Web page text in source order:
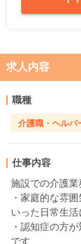
求人内容
職種
介護職・ヘルパ
仕事内容
施設での介護業
・家庭的な雰
いった日常生
・認知症の方
です